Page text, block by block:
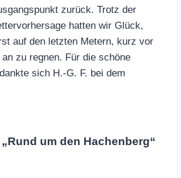
zurück. Trotz der
hatten wir Glück,
auf den letzten Metern, kurz vor
zu regnen. Für die schöne
sich H.-G. F. bei dem
um den Hachenberg“